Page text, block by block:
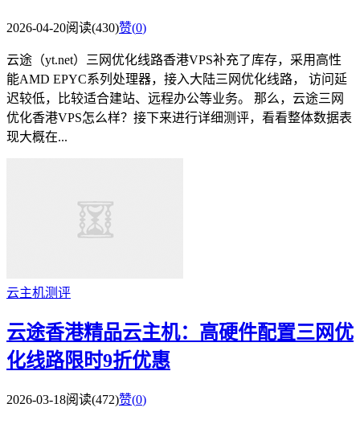
2026-04-20阅读(430)赞(0)
云途（yt.net）三网优化线路香港VPS补充了库存，采用高性
能AMD EPYC系列处理器，接入大陆三网优化线路， 访问延
迟较低，比较适合建站、远程办公等业务。 那么，云途三网
优化香港VPS怎么样？接下来进行详细测评，看看整体数据表
现大概在...
云主机测评
云途香港精品云主机：高硬件配置三网优
化线路限时9折优惠
2026-03-18阅读(472)赞(0)